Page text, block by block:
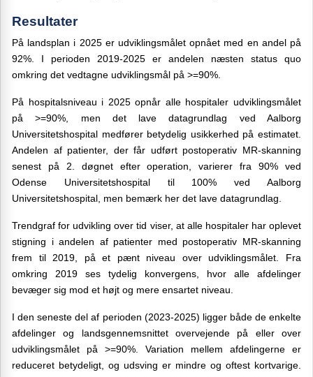
Resultater
På landsplan i 2025 er udviklingsmålet opnået med en andel på
92%. I perioden 2019-2025 er andelen næsten status quo
omkring det vedtagne udviklingsmål på >=90%.
På hospitalsniveau i 2025 opnår alle hospitaler udviklingsmålet
på >=90%, men det lave datagrundlag ved Aalborg
Universitetshospital medfører betydelig usikkerhed på estimatet.
Andelen af patienter, der får udført postoperativ MR-skanning
senest på 2. døgnet efter operation, varierer fra 90% ved
Odense Universitetshospital til 100% ved Aalborg
Universitetshospital, men bemærk her det lave datagrundlag.
Trendgraf for udvikling over tid viser, at alle hospitaler har oplevet
stigning i andelen af patienter med postoperativ MR-skanning
frem til 2019, på et pænt niveau over udviklingsmålet. Fra
omkring 2019 ses tydelig konvergens, hvor alle afdelinger
bevæger sig mod et højt og mere ensartet niveau.
I den seneste del af perioden (2023-2025) ligger både de enkelte
afdelinger og landsgennemsnittet overvejende på eller over
udviklingsmålet på >=90%. Variation mellem afdelingerne er
reduceret betydeligt, og udsving er mindre og oftest kortvarige.